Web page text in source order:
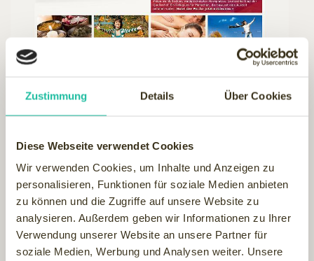
Zustimmung Details Über Cookies
Diese Webseite verwendet Cookies
Wir verwenden Cookies, um Inhalte und Anzeigen zu
personalisieren, Funktionen für soziale Medien anbieten
zu können und die Zugriffe auf unsere Website zu
analysieren. Außerdem geben wir Informationen zu Ihrer
Verwendung unserer Website an unsere Partner für
soziale Medien, Werbung und Analysen weiter. Unsere
Hier schon mal ein paar Veränderungen:
-Hotel des Monats
mit großem Bild direkt auf der Startseite
Such-Möglichkeiten
an exponierter Stelle schnell zu finden
- Navigation
"verschlankt" und klarer struckturiert
News
mit separatem "Reiter" damit schneller entdeckt
Außerdem wird auch das Navigieren innerhalb des
Wellnessfinder leichter und übersichtlicher.